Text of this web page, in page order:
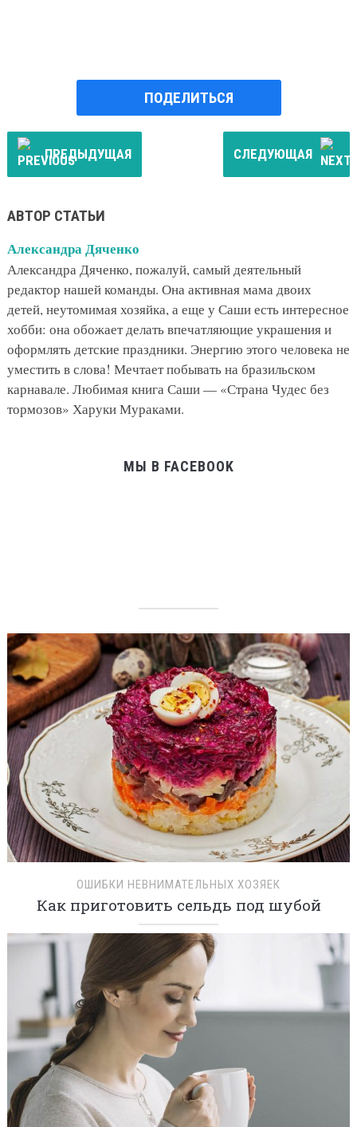
ПОДЕЛИТЬСЯ
ПРЕДЫДУЩАЯ СЛЕДУЮЩАЯ
АВТОР СТАТЬИ
Александра Дяченко
Александра Дяченко, пожалуй, самый деятельный
редактор нашей команды. Она активная мама двоих
детей, неутомимая хозяйка, а еще у Саши есть интересное
хобби: она обожает делать впечатляющие украшения и
оформлять детские праздники. Энергию этого человека не
уместить в слова! Мечтает побывать на бразильском
карнавале. Любимая книга Саши — «Страна Чудес без
тормозов» Харуки Мураками.
МЫ В FACEBOOK
ОШИБКИ НЕВНИМАТЕЛЬНЫХ ХОЗЯЕК
Как приготовить сельдь под шубой